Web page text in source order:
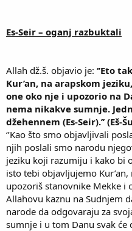
Es-Seir – oganj razbuktali
Allah dž.š. objavio je: ‘’Eto
Kur’an, na arapskom
one oko nje i upozorio na
nema nikakve sumnje.
džehennem (Es-Seir).’’ (Eš-
‘’Kao što smo objavljivali
njih poslali smo narodu
jeziku koji razumiju i kako bi
isto tebi objavljujemo
upozoriš stanovnike Mekke i
Allahovu kaznu na Sudnjem
narode da odgovaraju za
sumnje i u tom Danu svak će